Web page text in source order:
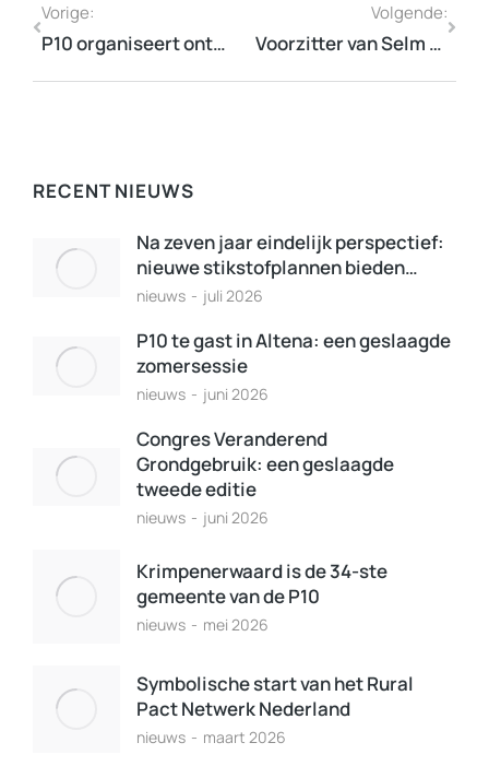
Vorige:
P10 organiseert ontmoeting in Den Haag
Volgende:
Voorzitter van Selm spreekt op congres Renaissance van het Platteland
RECENT NIEUWS
Na zeven jaar eindelijk perspectief:
nieuwe stikstofplannen bieden…
nieuws juli 2026
P10 te gast in Altena: een geslaagde
zomersessie
nieuws juni 2026
Congres Veranderend
Grondgebruik: een geslaagde
tweede editie
nieuws juni 2026
Krimpenerwaard is de 34-ste
gemeente van de P10
nieuws mei 2026
Symbolische start van het Rural
Pact Netwerk Nederland
nieuws maart 2026